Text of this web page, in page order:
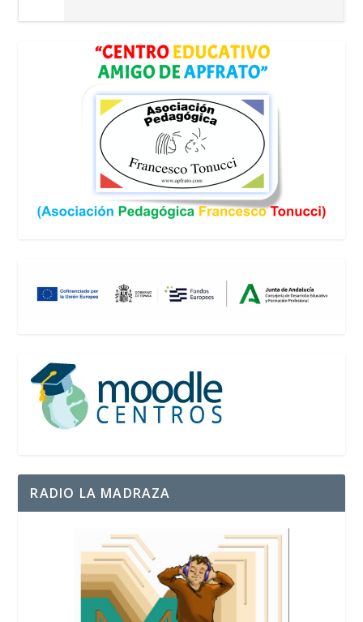
RADIO LA MADRAZA